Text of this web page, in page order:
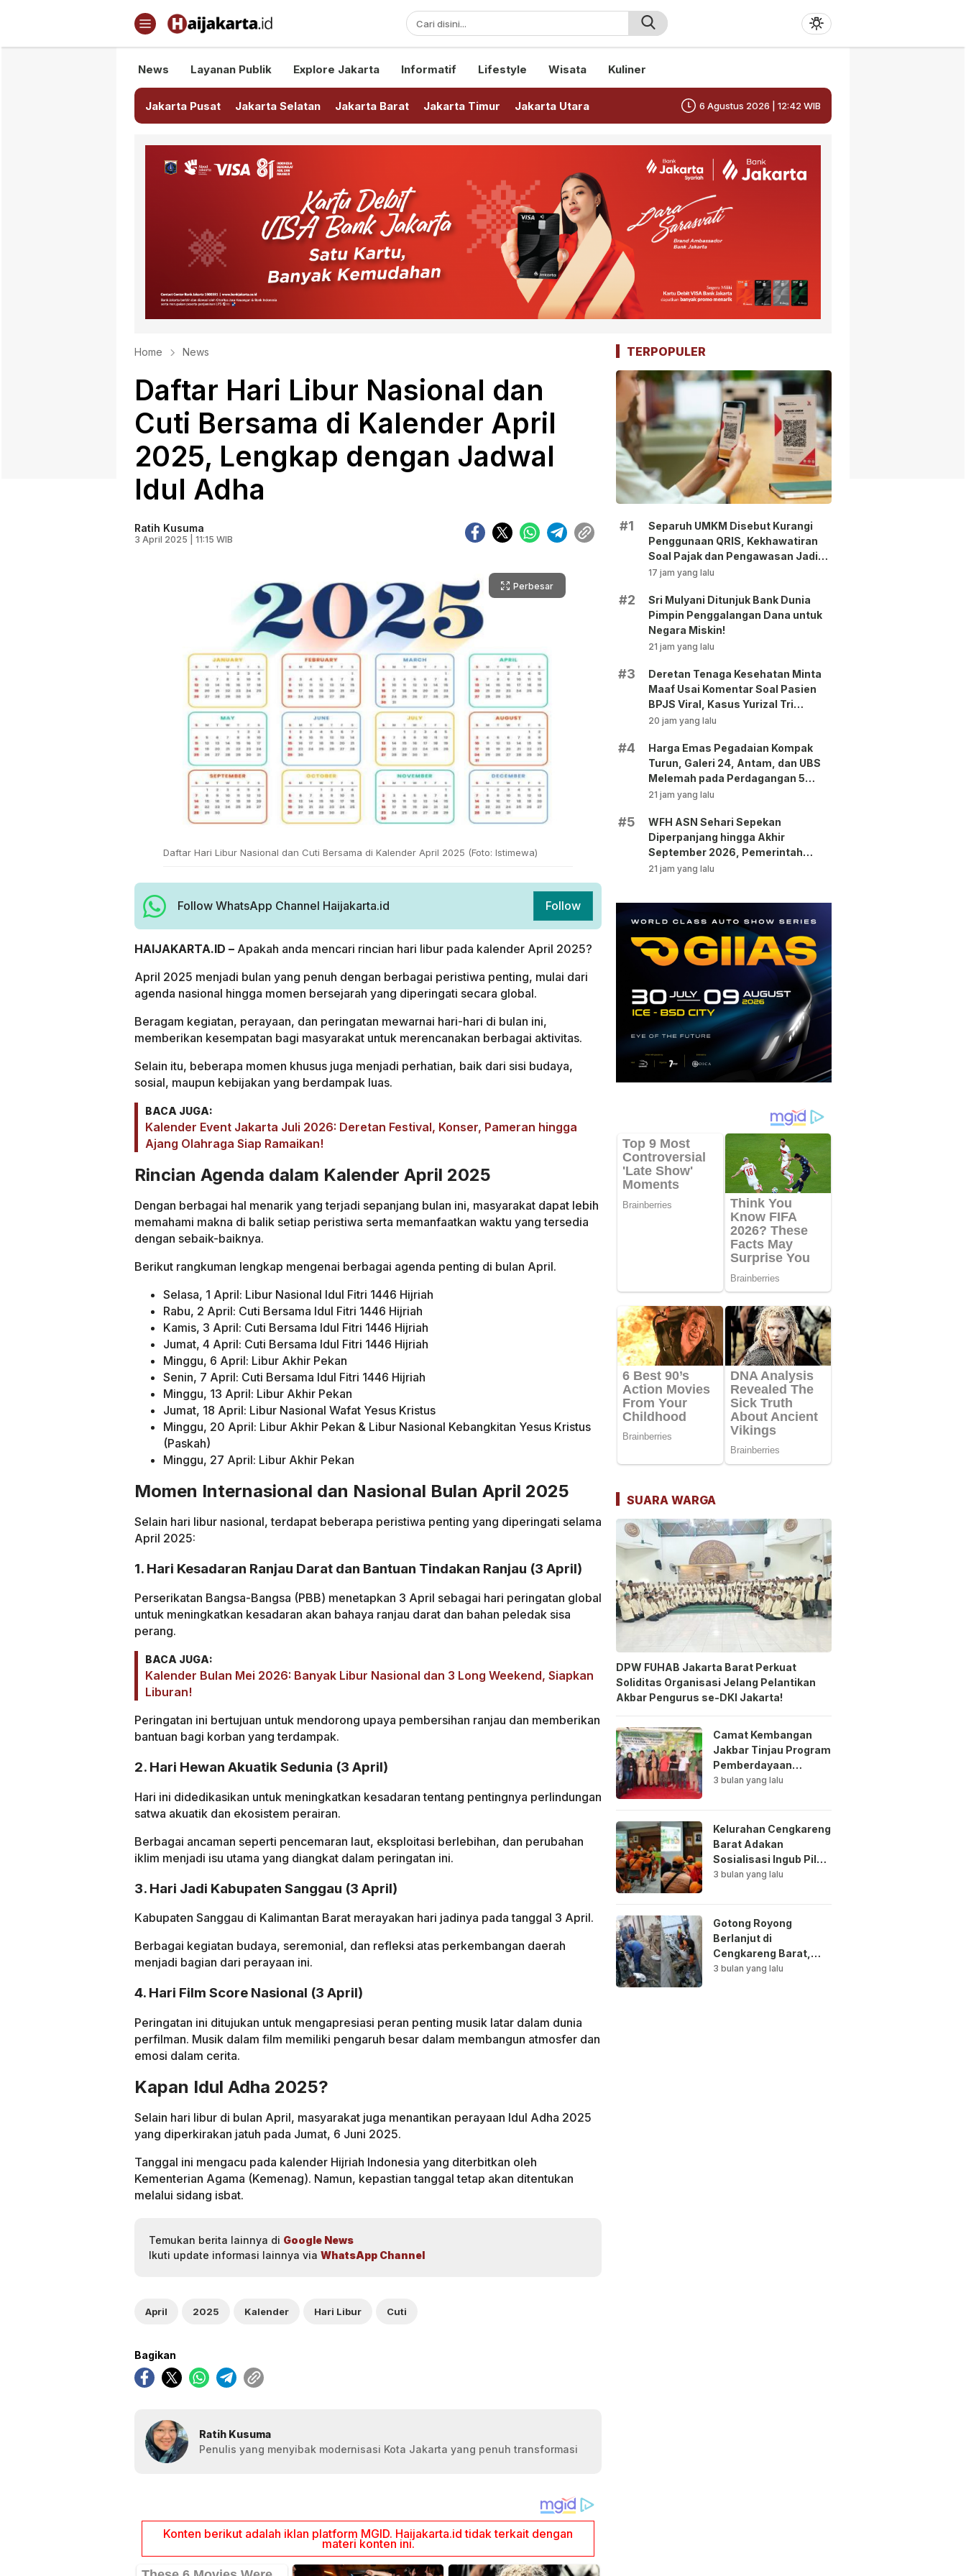
Haijakarta.id
Semua Tentang Jakarta Ada Disini!
News Layanan Publik Explore Jakarta Informatif Lifestyle Wisata Kuliner
Jakarta Pusat Jakarta Selatan Jakarta Barat Jakarta Timur Jakarta Utara 6 Agustus 2026 | 12:42 WIB
Home News
Daftar Hari Libur Nasional dan
Cuti Bersama di Kalender April
2025, Lengkap dengan Jadwal
Idul Adha
Ratih Kusuma
3 April 2025 | 11:15 WIB
Perbesar
Daftar Hari Libur Nasional dan Cuti Bersama di Kalender April 2025 (Foto: Istimewa)
Follow WhatsApp Channel Haijakarta.id Follow
HAIJAKARTA.ID – Apakah anda mencari rincian hari libur pada kalender April 2025?
April 2025 menjadi bulan yang penuh dengan berbagai peristiwa penting, mulai dari
agenda nasional hingga momen bersejarah yang diperingati secara global.
Beragam kegiatan, perayaan, dan peringatan mewarnai hari-hari di bulan ini,
memberikan kesempatan bagi masyarakat untuk merencanakan berbagai aktivitas.
Selain itu, beberapa momen khusus juga menjadi perhatian, baik dari sisi budaya,
sosial, maupun kebijakan yang berdampak luas.
BACA JUGA:
Kalender Event Jakarta Juli 2026: Deretan Festival, Konser, Pameran hingga
Ajang Olahraga Siap Ramaikan!
Rincian Agenda dalam Kalender April 2025
Dengan berbagai hal menarik yang terjadi sepanjang bulan ini, masyarakat dapat lebih
memahami makna di balik setiap peristiwa serta memanfaatkan waktu yang tersedia
dengan sebaik-baiknya.
Berikut rangkuman lengkap mengenai berbagai agenda penting di bulan April.
Selasa, 1 April: Libur Nasional Idul Fitri 1446 Hijriah
Rabu, 2 April: Cuti Bersama Idul Fitri 1446 Hijriah
Kamis, 3 April: Cuti Bersama Idul Fitri 1446 Hijriah
Jumat, 4 April: Cuti Bersama Idul Fitri 1446 Hijriah
Minggu, 6 April: Libur Akhir Pekan
Senin, 7 April: Cuti Bersama Idul Fitri 1446 Hijriah
Minggu, 13 April: Libur Akhir Pekan
Jumat, 18 April: Libur Nasional Wafat Yesus Kristus
Minggu, 20 April: Libur Akhir Pekan & Libur Nasional Kebangkitan Yesus Kristus
(Paskah)
Minggu, 27 April: Libur Akhir Pekan
Momen Internasional dan Nasional Bulan April 2025
Selain hari libur nasional, terdapat beberapa peristiwa penting yang diperingati selama
April 2025:
1. Hari Kesadaran Ranjau Darat dan Bantuan Tindakan Ranjau (3 April)
Perserikatan Bangsa-Bangsa (PBB) menetapkan 3 April sebagai hari peringatan global
untuk meningkatkan kesadaran akan bahaya ranjau darat dan bahan peledak sisa
perang.
BACA JUGA:
Kalender Bulan Mei 2026: Banyak Libur Nasional dan 3 Long Weekend, Siapkan
Liburan!
Peringatan ini bertujuan untuk mendorong upaya pembersihan ranjau dan memberikan
bantuan bagi korban yang terdampak.
2. Hari Hewan Akuatik Sedunia (3 April)
Hari ini didedikasikan untuk meningkatkan kesadaran tentang pentingnya perlindungan
satwa akuatik dan ekosistem perairan.
Berbagai ancaman seperti pencemaran laut, eksploitasi berlebihan, dan perubahan
iklim menjadi isu utama yang diangkat dalam peringatan ini.
3. Hari Jadi Kabupaten Sanggau (3 April)
Kabupaten Sanggau di Kalimantan Barat merayakan hari jadinya pada tanggal 3 April.
Berbagai kegiatan budaya, seremonial, dan refleksi atas perkembangan daerah
menjadi bagian dari perayaan ini.
4. Hari Film Score Nasional (3 April)
Peringatan ini ditujukan untuk mengapresiasi peran penting musik latar dalam dunia
perfilman. Musik dalam film memiliki pengaruh besar dalam membangun atmosfer dan
emosi dalam cerita.
Kapan Idul Adha 2025?
Selain hari libur di bulan April, masyarakat juga menantikan perayaan Idul Adha 2025
yang diperkirakan jatuh pada Jumat, 6 Juni 2025.
Tanggal ini mengacu pada kalender Hijriah Indonesia yang diterbitkan oleh
Kementerian Agama (Kemenag). Namun, kepastian tanggal tetap akan ditentukan
melalui sidang isbat.
Temukan berita lainnya di Google News
Ikuti update informasi lainnya via WhatsApp Channel
April 2025 Kalender Hari Libur Cuti
Bagikan
Ratih Kusuma
Penulis yang menyibak modernisasi Kota Jakarta yang penuh transformasi
TERPOPULER
#1
Separuh UMKM Disebut Kurangi
Penggunaan QRIS, Kekhawatiran
Soal Pajak dan Pengawasan Jadi
Sorotan!
17 jam yang lalu
#2
Sri Mulyani Ditunjuk Bank Dunia
Pimpin Penggalangan Dana untuk
Negara Miskin!
21 jam yang lalu
#3
Deretan Tenaga Kesehatan Minta
Maaf Usai Komentar Soal Pasien
BPJS Viral, Kasus Yurizal Tri
Chaerawan Jadi Sorotan Publik!
20 jam yang lalu
#4
Harga Emas Pegadaian Kompak
Turun, Galeri 24, Antam, dan UBS
Melemah pada Perdagangan 5
Agustus 2026
21 jam yang lalu
#5
WFH ASN Sehari Sepekan
Diperpanjang hingga Akhir
September 2026, Pemerintah
Klaim Kinerja Tetap Optimal
21 jam yang lalu
SUARA WARGA
DPW FUHAB Jakarta Barat Perkuat
Soliditas Organisasi Jelang Pelantikan
Akbar Pengurus se-DKI Jakarta!
Camat Kembangan
Jakbar Tinjau Program
Pemberdayaan
Lingkungan di Bale
3 bulan yang lalu
Kelurahan Cengkareng
Barat Adakan
Sosialisasi Ingub Pilah
Sampah Kepada PPSU
3 bulan yang lalu
Gotong Royong
Berlanjut di
Cengkareng Barat,
Saluran Air
3 bulan yang lalu